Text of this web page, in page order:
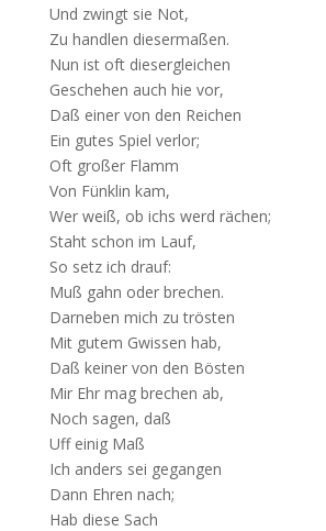
Und zwingt sie Not,
Zu handlen diesermaßen.
Nun ist oft diesergleichen
Geschehen auch hie vor,
Daß einer von den Reichen
Ein gutes Spiel verlor;
Oft großer Flamm
Von Fünklin kam,
Wer weiß, ob ichs werd rächen;
Staht schon im Lauf,
So setz ich drauf:
Muß gahn oder brechen.
Darneben mich zu trösten
Mit gutem Gwissen hab,
Daß keiner von den Bösten
Mir Ehr mag brechen ab,
Noch sagen, daß
Uff einig Maß
Ich anders sei gegangen
Dann Ehren nach;
Hab diese Sach